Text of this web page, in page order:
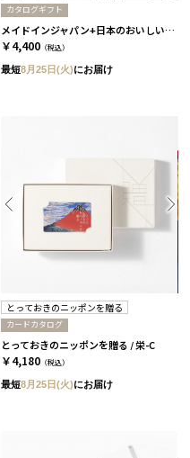
カタログギフト
メイドインジャパン+日本のおいしい食べ物 / MJ6+橙 2冊セット
￥4,400 （税込）
最短8月25日(火)にお届け
とっておきのニッポンを贈る
カードカタログ
とっておきのニッポンを贈る / 栄-C
￥4,180 （税込）
最短8月25日(火)にお届け